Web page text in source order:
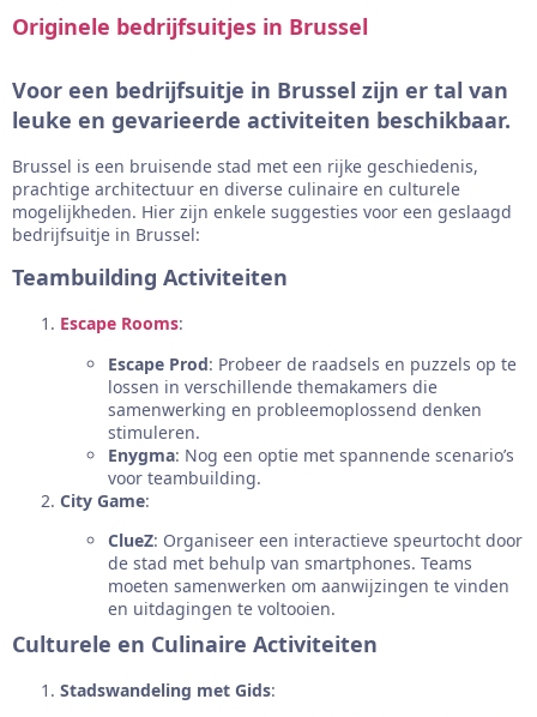
Originele bedrijfsuitjes in Brussel
Voor een bedrijfsuitje in Brussel zijn er tal van
leuke en gevarieerde activiteiten beschikbaar.
Brussel is een bruisende stad met een rijke geschiedenis,
prachtige architectuur en diverse culinaire en culturele
mogelijkheden. Hier zijn enkele suggesties voor een geslaagd
bedrijfsuitje in Brussel:
Teambuilding Activiteiten
Escape Rooms:
Escape Prod: Probeer de raadsels en puzzels op te
lossen in verschillende themakamers die
samenwerking en probleemoplossend denken
stimuleren.
Enygma: Nog een optie met spannende scenario’s
voor teambuilding.
City Game:
ClueZ: Organiseer een interactieve speurtocht door
de stad met behulp van smartphones. Teams
moeten samenwerken om aanwijzingen te vinden
en uitdagingen te voltooien.
Culturele en Culinaire Activiteiten
Stadswandeling met Gids: